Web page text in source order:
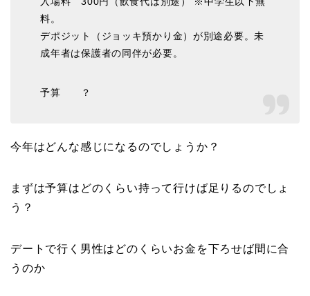
料。
デポジット（ジョッキ預かり金）が別途必要。未
成年者は保護者の同伴が必要。
予算 ？
今年はどんな感じになるのでしょうか？
まずは予算はどのくらい持って行けば足りるのでしょ
う？
デートで行く男性はどのくらいお金を下ろせば間に合
うのか